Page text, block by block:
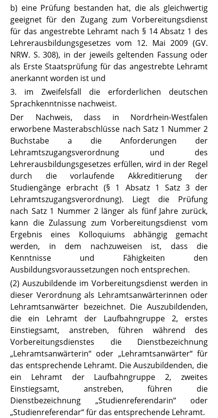
b) eine Prüfung bestanden hat, die als gleichwertig
geeignet für den Zugang zum Vorbereitungsdienst
für das angestrebte Lehramt nach § 14 Absatz 1 des
Lehrerausbildungsgesetzes vom 12. Mai 2009 (GV.
NRW. S. 308), in der jeweils geltenden Fassung oder
als Erste Staatsprüfung für das angestrebte Lehramt
anerkannt worden ist und
3. im Zweifelsfall die erforderlichen deutschen
Sprachkenntnisse nachweist.
Der Nachweis, dass in Nordrhein-Westfalen
erworbene Masterabschlüsse nach Satz 1 Nummer 2
Buchstabe a die Anforderungen der
Lehramtszugangsverordnung und des
Lehrerausbildungsgesetzes erfüllen, wird in der Regel
durch die vorlaufende Akkreditierung der
Studiengänge erbracht (§ 1 Absatz 1 Satz 3 der
Lehramtszugangsverordnung). Liegt die Prüfung
nach Satz 1 Nummer 2 länger als fünf Jahre zurück,
kann die Zulassung zum Vorbereitungsdienst vom
Ergebnis eines Kolloquiums abhängig gemacht
werden, in dem nachzuweisen ist, dass die
Kenntnisse und Fähigkeiten den
Ausbildungsvoraussetzungen noch entsprechen.
(2) Auszubildende im Vorbereitungsdienst werden in
dieser Verordnung als Lehramtsanwärterinnen oder
Lehramtsanwärter bezeichnet. Die Auszubildenden,
die ein Lehramt der Laufbahngruppe 2, erstes
Einstiegsamt, anstreben, führen während des
Vorbereitungsdienstes die Dienstbezeichnung
„Lehramtsanwärterin“ oder „Lehramtsanwärter“ für
das entsprechende Lehramt. Die Auszubildenden, die
ein Lehramt der Laufbahngruppe 2, zweites
Einstiegsamt, anstreben, führen die
Dienstbezeichnung „Studienreferendarin“ oder
„Studienreferendar“ für das entsprechende Lehramt.